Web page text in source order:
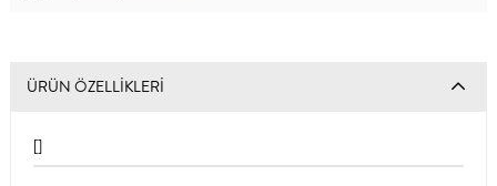
ÜRÜN ÖZELLIKLERI
[]